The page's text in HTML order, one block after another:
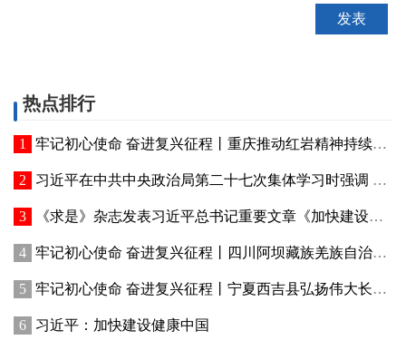
热点排行
牢记初心使命 奋进复兴征程丨重庆推动红岩精神持续焕发新的时代光芒 红岩丹心向阳开
习近平在中共中央政治局第二十七次集体学习时强调 强化政治引领 深化创新发展 高质量推进国防和军队现代化
《求是》杂志发表习近平总书记重要文章《加快建设健康中国》
牢记初心使命 奋进复兴征程丨四川阿坝藏族羌族自治州赓续红色血脉、厚植生态优势—— 红色旅游火 高原绿意浓
牢记初心使命 奋进复兴征程丨宁夏西吉县弘扬伟大长征精神——讲好红色故事发展乡村产业
习近平：加快建设健康中国